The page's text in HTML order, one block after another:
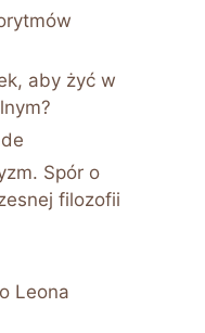
aby żyć w
Spór o
filozofii
Leona